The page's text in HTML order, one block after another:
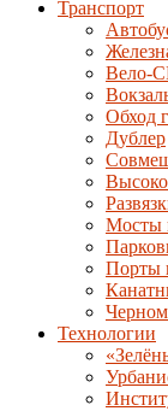
Транспорт
Вело-
Обход
Дублер
Мосты
Порты
Технологии